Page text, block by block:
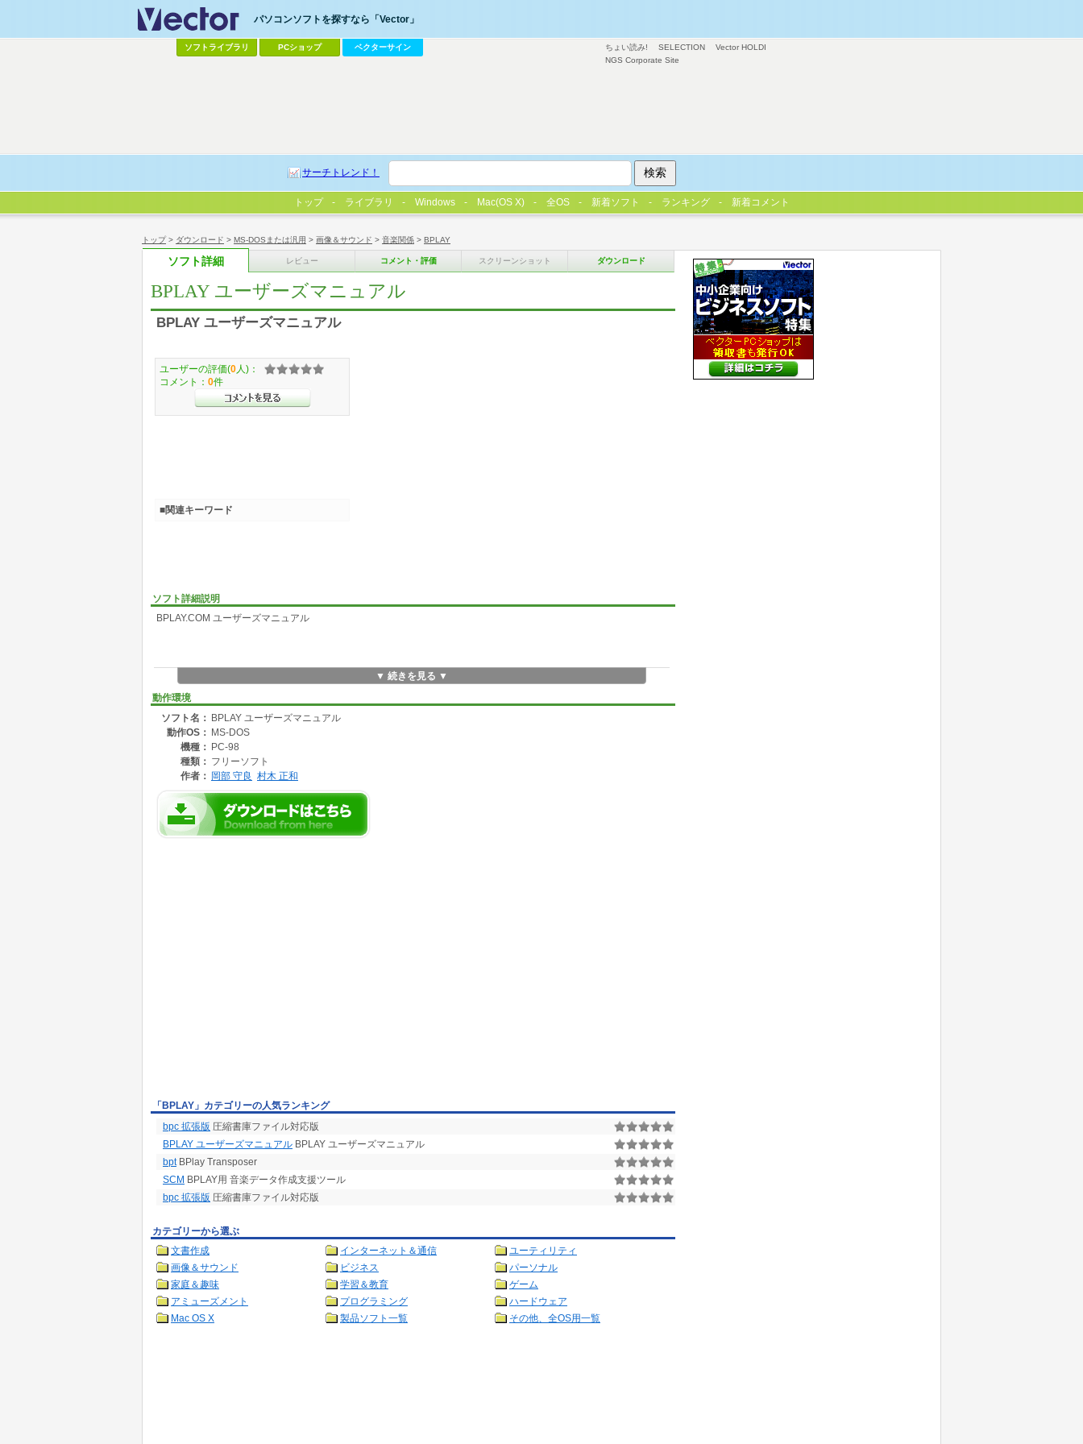
トップ> ダウンロード > MS-DOSまたは汎用 > 画像＆サウンド > 音楽関係 > BPLAY
ソフト詳細 レビュー コメント・評価 スクリーンショット ダウンロード
BPLAY ユーザーズマニュアル
BPLAY ユーザーズマニュアル
ソフト詳細説明
BPLAY.COM ユーザーズマニュアル
▼ 続きを見る ▼
動作環境
ソフト名： BPLAY ユーザーズマニュアル
動作OS： MS-DOS
機種： PC-98
種類： フリーソフト
作者： 岡部 守良 村木 正和
ユーザーの評価(0 人)：
コメント： 0件
■関連キーワード
「BPLAY」カテゴリーの人気ランキング
bpc 拡張版 圧縮書庫ファイル対応版
BPLAY ユーザーズマニュアル BPLAY ユーザーズマニュアル
bptBPlay Transposer
SCM BPLAY用 音楽データ作成支援ツール
bpc 拡張版 圧縮書庫ファイル対応版
カテゴリーから選ぶ
文書作成
インターネット＆通信
ユーティリティ
画像＆サウンド
ビジネス
パーソナル
家庭＆趣味
学習＆教育
ゲーム
アミューズメント
プログラミング
ハードウェア
Mac OS X
製品ソフト一覧 その他、全OS用一覧
ちょい読み! SELECTION
Vector HOLDI
NGS Corporate Site
パソコンソフトを探すなら「Vector」
ソフトライブラリ PCショップ ベクターサイン
サーチトレンド！
トップ ライブラリ Windows Mac(OS X) 全OS 新着ソフト ランキング 新着コメント